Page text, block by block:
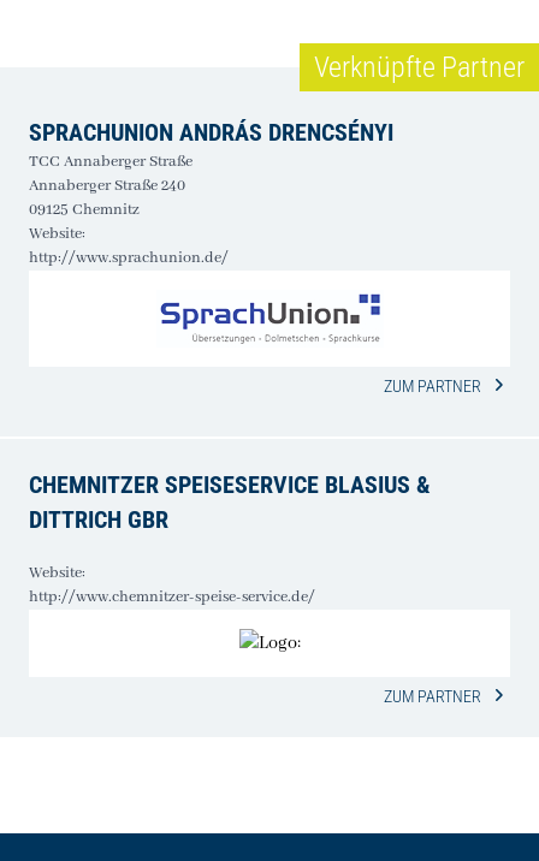
Verknüpfte Partner
SPRACHUNION ANDRÁS DRENCSÉNYI
TCC Annaberger Straße
Annaberger Straße 240
09125 Chemnitz
Website:
http://www.sprachunion.de/
ZUM PARTNER
CHEMNITZER SPEISESERVICE BLASIUS &
DITTRICH GBR
Website:
http://www.chemnitzer-speise-service.de/
ZUM PARTNER